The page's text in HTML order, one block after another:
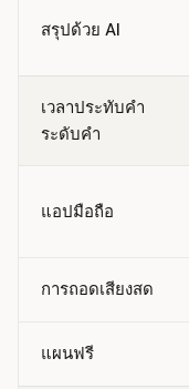
สรุปด้วย AI
เวลาประทับคำ
ระดับคำ
แอปมือถือ
การถอดเสียงสด
แผนฟรี